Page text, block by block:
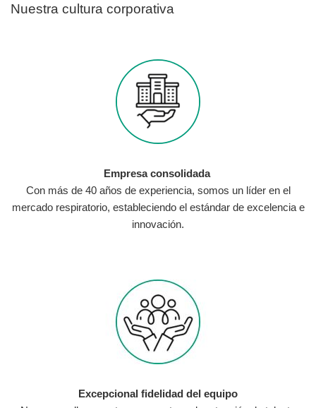
Nuestra cultura corporativa
Empresa consolidada
Con más de 40 años de experiencia, somos un líder en el
mercado respiratorio, estableciendo el estándar de excelencia e
innovación.
Excepcional fidelidad del equipo